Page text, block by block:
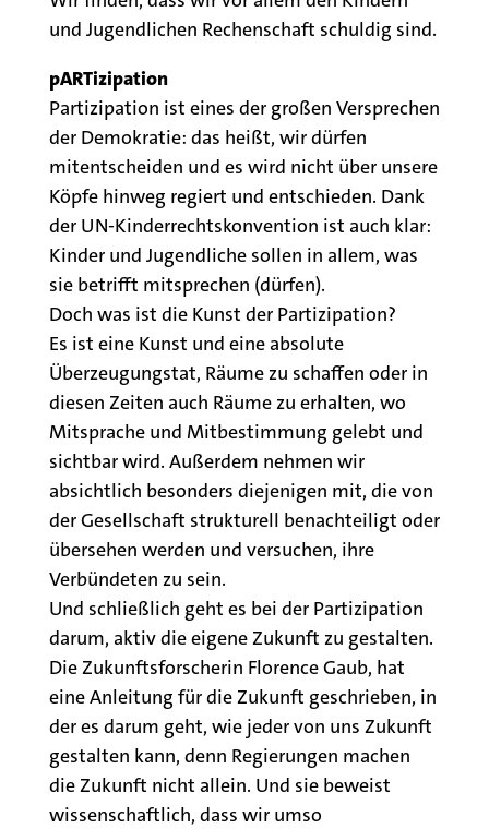
und Jugendlichen Rechenschaft schuldig sind.
pARTizipation
Partizipation ist eines der großen Versprechen
der Demokratie: das heißt, wir dürfen
mitentscheiden und es wird nicht über unsere
Köpfe hinweg regiert und entschieden. Dank
der UN-Kinderrechtskonvention ist auch klar:
Kinder und Jugendliche sollen in allem, was
sie betrifft mitsprechen (dürfen).
Doch was ist die Kunst der Partizipation?
Es ist eine Kunst und eine absolute
Überzeugungstat, Räume zu schaffen oder in
diesen Zeiten auch Räume zu erhalten, wo
Mitsprache und Mitbestimmung gelebt und
sichtbar wird. Außerdem nehmen wir
absichtlich besonders diejenigen mit, die von
der Gesellschaft strukturell benachteiligt oder
übersehen werden und versuchen, ihre
Verbündeten zu sein.
Und schließlich geht es bei der Partizipation
darum, aktiv die eigene Zukunft zu gestalten.
Die Zukunftsforscherin Florence Gaub, hat
eine Anleitung für die Zukunft geschrieben, in
der es darum geht, wie jeder von uns Zukunft
gestalten kann, denn Regierungen machen
die Zukunft nicht allein. Und sie beweist
wissenschaftlich, dass wir umso